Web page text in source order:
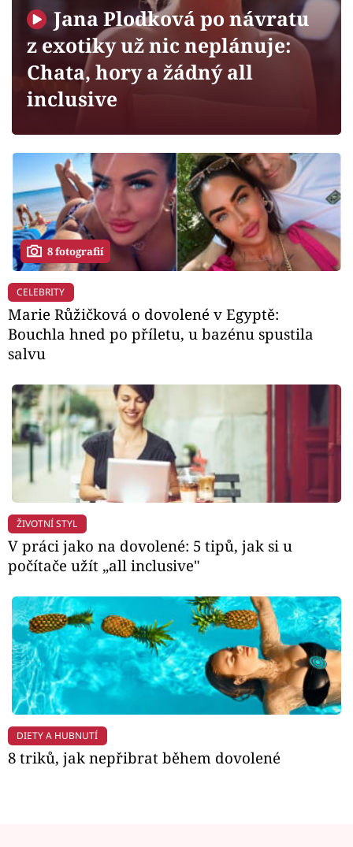
Sledujte prima+
Filmový festival Karlovy Vary
Mámy sobě
Přihlášení
Sledujte nás
Jana Plodková po návratu
z exotiky už nic neplánuje:
Chata, hory a žádný all
inclusive
8 fotografií
CELEBRITY
Marie Růžičková o dovolené v Egyptě:
Bouchla hned po příletu, u bazénu spustila
salvu
ŽIVOTNÍ STYL
V práci jako na dovolené: 5 tipů, jak si u
počítače užít „all inclusive"
DIETY A HUBNUTÍ
8 triků, jak nepřibrat během dovolené